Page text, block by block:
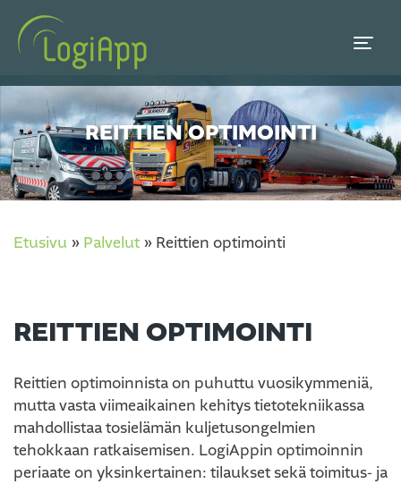
REITTIEN OPTIMOINTI
Etusivu » Palvelut » Reittien optimointi
REITTIEN OPTIMOINTI
Reittien optimoinnista on puhuttu vuosikymmeniä,
mutta vasta viimeaikainen kehitys tietotekniikassa
mahdollistaa tosielämän kuljetusongelmien
tehokkaan ratkaisemisen. LogiAppin optimoinnin
periaate on yksinkertainen: tilaukset sekä toimitus- ja